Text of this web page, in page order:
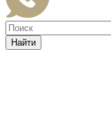
Найти